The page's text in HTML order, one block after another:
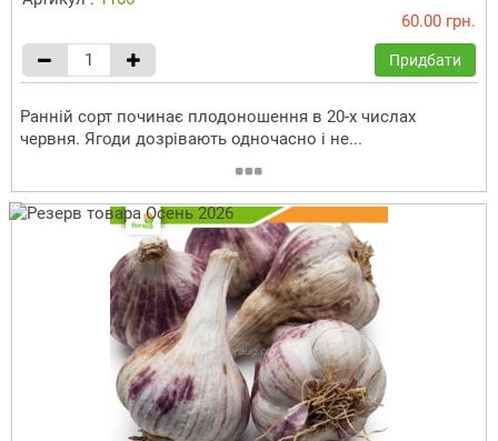
60.00 грн.
Придбати
Ранній сорт починає плодоношення в 20-х числах
червня. Ягоди дозрівають одночасно і не...